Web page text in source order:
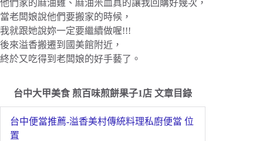
他們家的麻油雞、麻油米血真的讓我回購好幾次，
當老闆娘說他們要搬家的時候，
我就跟她說妳一定要繼續做喔!!!
後來溢香搬遷到國美館附近，
終於又吃得到老闆娘的好手藝了。
台中大甲美食 煎百味煎餅果子1店 文章目錄
台中便當推薦-溢香美村傳統料理私廚便當 位
置